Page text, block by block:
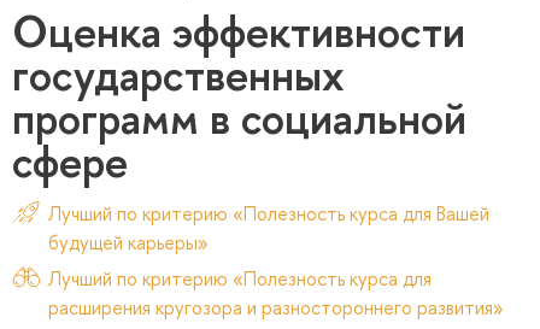
Оценка эффективности
государственных
программ в социальной
сфере
Лучший по критерию «Полезность курса для Вашей
будущей карьеры»
Лучший по критерию «Полезность курса для
расширения кругозора и разностороннего развития»